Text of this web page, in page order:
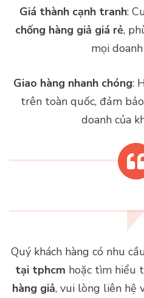
Giá thành cạnh tranh:
chống hàng giả giá rẻ,
mọi
Giao hàng nhanh chóng:
trên toàn quốc, đảm
doanh của
Quý khách hàng có nhu
tại tphcm hoặc tìm hiểu
hàng giả, vui lòng liên hệ